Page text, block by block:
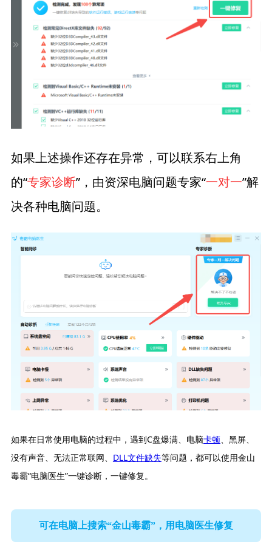
如果上述操作还存在异常，可以联系右上角
的“专家诊断”，由资深电脑问题专家“一对一”解
决各种电脑问题。
如果在日常使用电脑的过程中，遇到C盘爆满、电脑卡顿、黑屏、
没有声音、无法正常联网、 DLL文件缺失等问题，都可以使用金山
毒霸“电脑医生”一键诊断，一键修复。
可在电脑上搜索“金山毒霸”，用电脑医生修复